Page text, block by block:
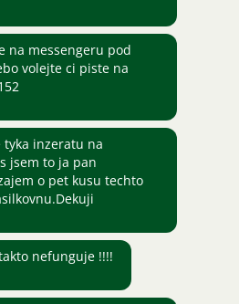
na messengeru pod
volejte ci piste na
tyka inzeratu na
jsem to ja pan
o pet kusu techto
nefunguje !!!!